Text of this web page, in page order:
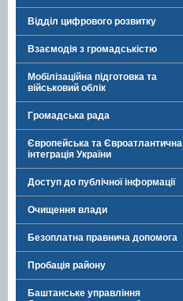
Відділ цифрового розвитку
Взаємодія з громадськістю
Мобілізаційна підготовка та
військовий облік
Громадська рада
Європейська та Євроатлантична
інтеграція України
Доступ до публічної інформації
Очищення влади
Безоплатна правнича допомога
Пробація району
Баштанське управління